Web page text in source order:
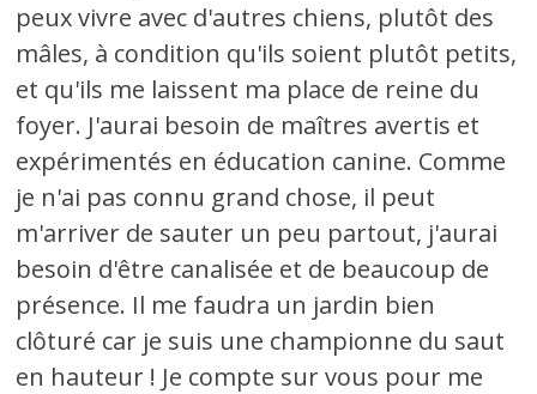
peux vivre avec d'autres chiens, plutôt des
mâles, à condition qu'ils soient plutôt petits,
et qu'ils me laissent ma place de reine du
foyer. J'aurai besoin de maîtres avertis et
expérimentés en éducation canine. Comme
je n'ai pas connu grand chose, il peut
m'arriver de sauter un peu partout, j'aurai
besoin d'être canalisée et de beaucoup de
présence. Il me faudra un jardin bien
clôturé car je suis une championne du saut
en hauteur ! Je compte sur vous pour me